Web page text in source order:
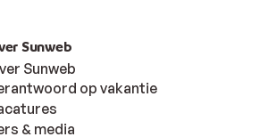
Sunweb
Sunweb
op vakantie
& media